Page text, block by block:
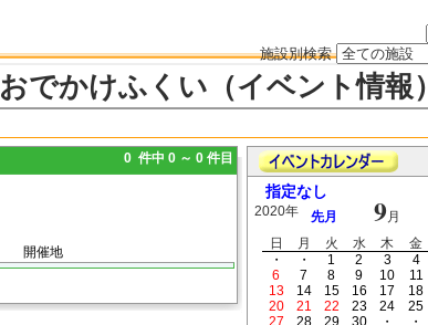
施設別検索
おでかけふくい（イベント情報）
0 件中 0 ～ 0 件目
開催地
指定なし
2020年 先月 9月
日
月 火 水 木 金
・
・ 1 2 3 4
6
7 8 9 10 11
13
14 15 16 17 18
20
21 22 23 24 25